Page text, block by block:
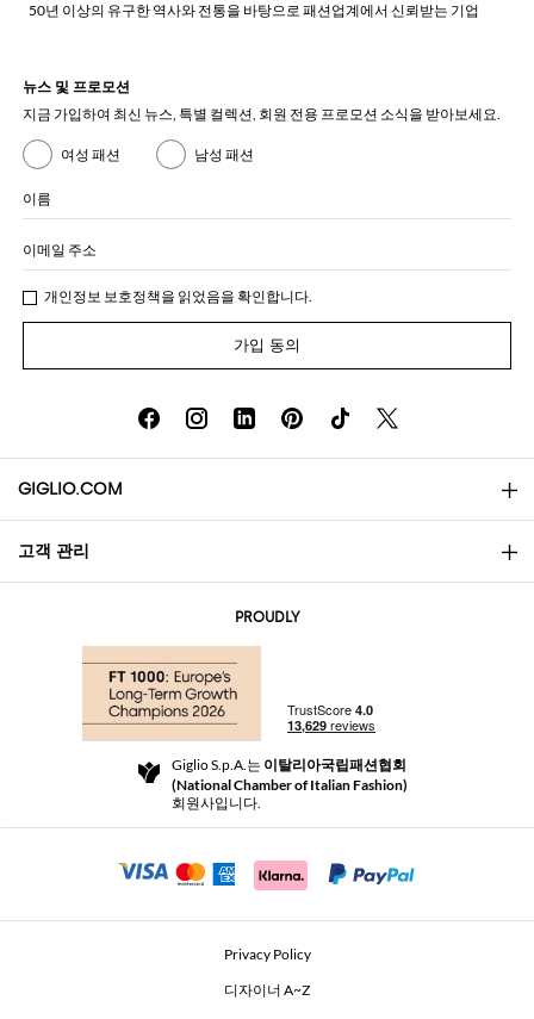
50년 이상의 유구한 역사와 전통을 바탕으로 패션업계에서 신뢰받는 기업
뉴스 및 프로모션
지금 가입하여 최신 뉴스, 특별 컬렉션, 회원 전용 프로모션 소식을 받아보세요.
여성 패션 남성 패션
이름
이메일 주소
개인정보 보호정책을 읽었음을 확인합니다.
가입 동의
GIGLIO.COM
소개
Community Store
Beauty Seekers VIP Club
고객 관리
반품 및 환불
For a safe shopping experience
Security Communication
PROUDLY
Giglio S.p.A.는 이탈리아국립패션협회
(National Chamber of Italian Fashion)
회원사입니다.
Privacy Policy
디자이너 A~Z